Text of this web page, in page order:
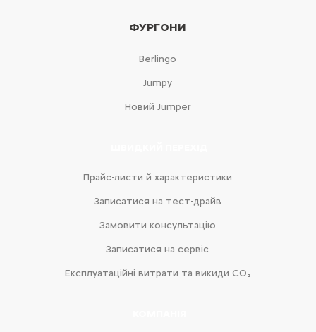
ФУРГОНИ
Berlingo
Jumpy
Новий Jumper
Прайс-листи й характеристики
Записатися на тест-драйв
Замовити консультацію
Записатися на сервіс
Експлуатаційні витрати та викиди CO₂